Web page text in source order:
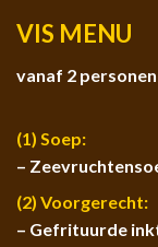
VIS MENU
vanaf 2 personen
(1) Soep:
–
(2) Voorgerecht:
– Gefrituurde